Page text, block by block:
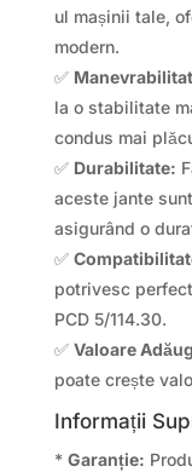
ul mașinii tale,
modern.
✅
la o stabilitate
condus mai
✅ Durabilitate:
aceste jante
asigurând o
✅
potrivesc
PCD 5/114.30.
✅ Valoare
poate crește
Informații
* Garanție: